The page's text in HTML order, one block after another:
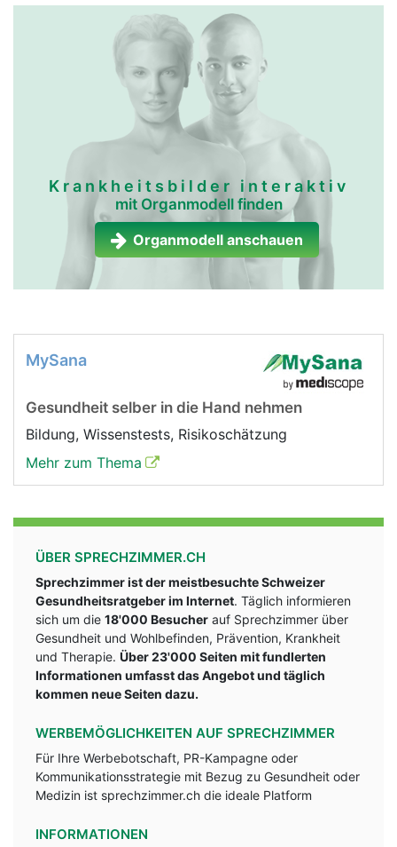
Krankheitsbilder interaktiv
mit Organmodell finden
Organmodell anschauen
MySana
Gesundheit selber in die Hand nehmen
Bildung, Wissenstests, Risikoschätzung
Mehr zum Thema
ÜBER SPRECHZIMMER.CH
Sprechzimmer ist der meistbesuchte Schweizer
Gesundheitsratgeber im Internet. Täglich informieren
sich um die 18'000 Besucher auf Sprechzimmer über
Gesundheit und Wohlbefinden, Prävention, Krankheit
und Therapie. Über 23'000 Seiten mit fundlerten
Informationen umfasst das Angebot und täglich
kommen neue Seiten dazu.
WERBEMÖGLICHKEITEN AUF SPRECHZIMMER
Für Ihre Werbebotschaft, PR-Kampagne oder
Kommunikationsstrategie mit Bezug zu Gesundheit oder
Medizin ist sprechzimmer.ch die ideale Platform
INFORMATIONEN